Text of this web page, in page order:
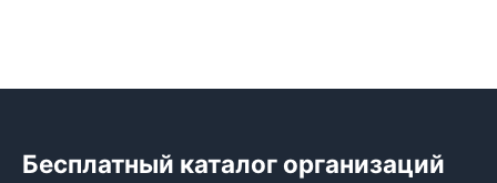
Бесплатный каталог организаций